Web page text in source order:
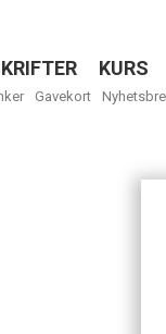
KURS
Gavekort